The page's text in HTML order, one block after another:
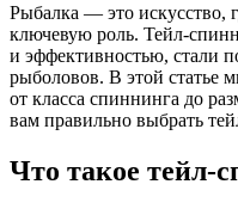
Рыбалка — это искусство,
ключевую роль. Тейл-
и эффективностью, стали
рыболовов. В этой статье
от класса спиннинга до
вам правильно выбрать
Что такое тейл-